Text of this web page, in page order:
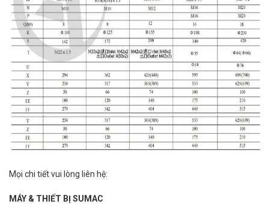
Mọi chi tiết vui lòng liên hệ:
MÁY & THIẾT BỊ SUMAC